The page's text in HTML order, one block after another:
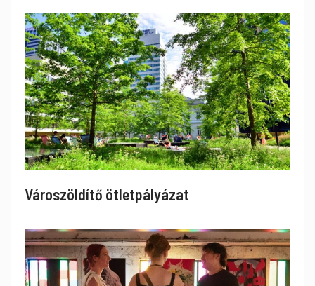
Városzöldítő ötletpályázat